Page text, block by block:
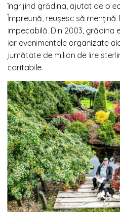
îngrijind grădina, ajutat de o
Împreună, reușesc să
impecabilă. Din 2003, grădina
iar evenimentele organizate
jumătate de milion de lire
caritabile.